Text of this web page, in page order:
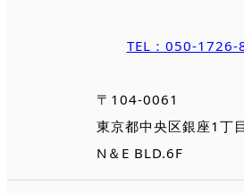
TEL：050-1726-
〒104-0061
東京都中央区銀座1丁
N＆E BLD.6F